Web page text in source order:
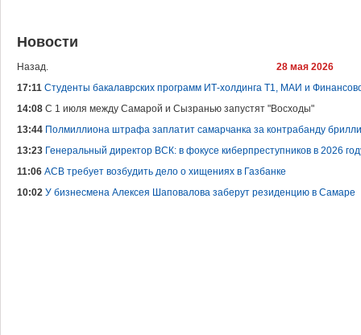
Новости
Назад.
28 мая 2026
17:11 Студенты бакалаврских программ ИТ-холдинга Т1, МАИ и
14:08 С 1 июля между Самарой и Сызранью запустят "Восходы"
13:44 Полмиллиона штрафа заплатит самарчанка за контрабанду
13:23 Генеральный директор ВСК: в фокусе киберпреступников в 2026
11:06 АСВ требует возбудить дело о хищениях в Газбанке
10:02 У бизнесмена Алексея Шаповалова заберут резиденцию в Самаре